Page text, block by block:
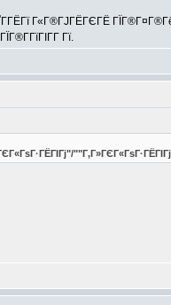
Г«Г®ГЈГЁГЄГЁ
Гї.